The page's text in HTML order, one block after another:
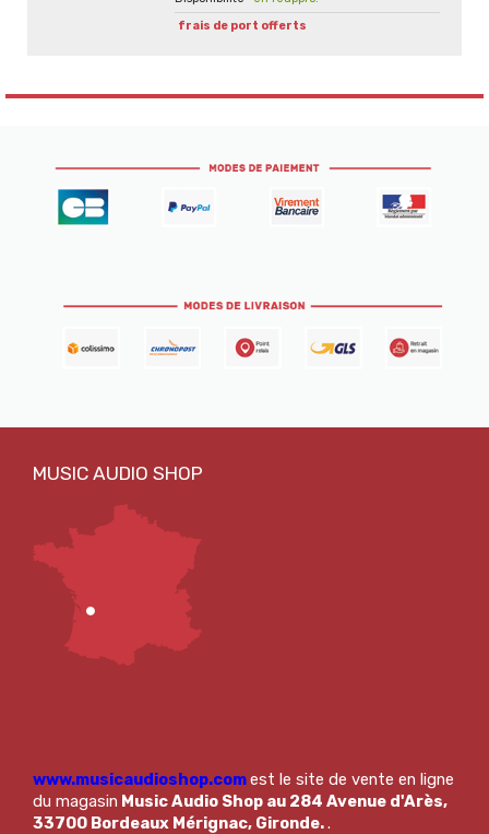
frais de port offerts
www.musicaudioshop.comest le site de vente en ligne
du magasin Music Audio Shop au 284 Avenue d'Arès,
33700 Bordeaux Mérignac, Gironde..